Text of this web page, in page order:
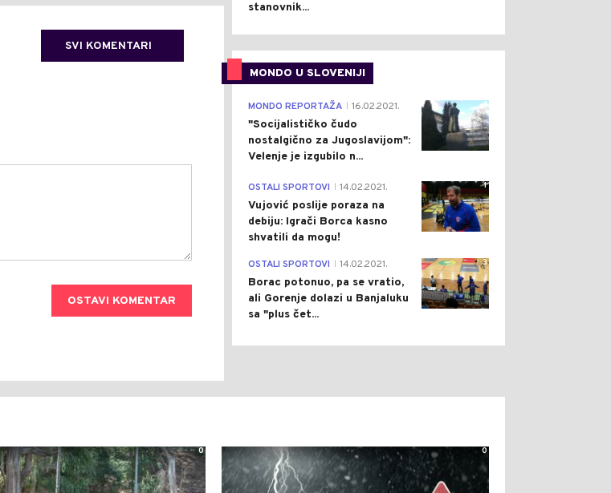
SVI KOMENTARI
OSTAVI KOMENTAR
stanovnik...
MONDO U SLOVENIJI
4
MONDO REPORTAŽA 16.02.2021.
"Socijalističko čudo
nostalgično za Jugoslavijom":
Velenje je izgubilo n...
1
OSTALI SPORTOVI 14.02.2021.
Vujović poslije poraza na
debiju: Igrači Borca kasno
shvatili da mogu!
3
OSTALI SPORTOVI 14.02.2021.
Borac potonuo, pa se vratio,
ali Gorenje dolazi u Banjaluku
sa "plus čet...
0 0